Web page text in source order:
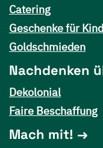
Catering
Geschenke für
Goldschmieden
Nachdenken
Dekolonial
Faire Beschaffung
Mach mit!